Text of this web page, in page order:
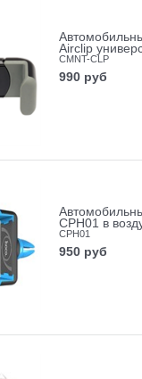
Airclip
CMNT-CLP
990 руб
CPH01 в
CPH01
950 руб